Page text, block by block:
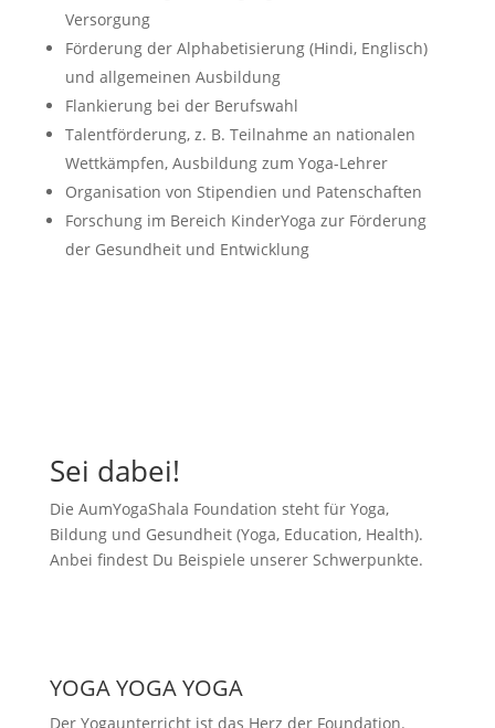
Versorgung
Förderung der Alphabetisierung (Hindi, Englisch)
und allgemeinen Ausbildung
Flankierung bei der Berufswahl
Talentförderung, z. B. Teilnahme an nationalen
Wettkämpfen, Ausbildung zum Yoga-Lehrer
Organisation von Stipendien und Patenschaften
Forschung im Bereich KinderYoga zur Förderung
der Gesundheit und Entwicklung
Sei dabei!
Die AumYogaShala Foundation steht für Yoga,
Bildung und Gesundheit (Yoga, Education, Health).
Anbei findest Du Beispiele unserer Schwerpunkte.
YOGA YOGA YOGA
Der Yogaunterricht ist das Herz der Foundation.